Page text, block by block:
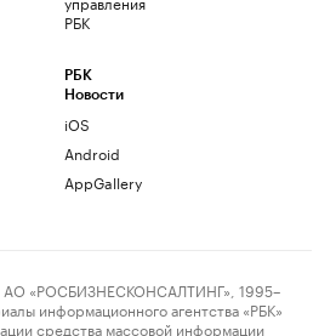
РБК
РБК
Новости
iOS
Android
AppGallery
«РОСБИЗНЕСКОНСАЛТИНГ», 1995–
информационного агентства «РБК»
средства массовой информации